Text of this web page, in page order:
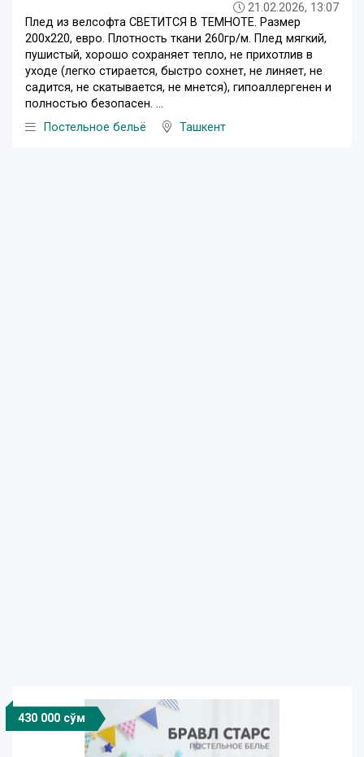
21.02.2026, 13:07
Плед из велсофта СВЕТИТСЯ В ТЕМНОТЕ. Размер
200х220, евро. Плотность ткани 260гр/м. Плед мягкий,
пушистый, хорошо сохраняет тепло, не прихотлив в
уходе (легко стирается, быстро сохнет, не линяет, не
садится, не скатывается, не мнется), гипоаллергенен и
полностью безопасен. ...
Постельное бельё
Ташкент
430 000 сўм